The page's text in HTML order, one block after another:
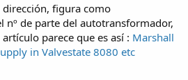
dirección, figura como
nº de parte del autotransformador,
parece que es así : Marshall
in Valvestate 8080 etc